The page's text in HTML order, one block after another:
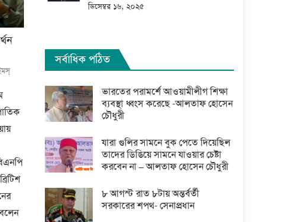
ডিসেম্বর ১৬, ২০২৫
সর্বাধিক পঠিত
ভারতের পরামর্শে আওয়ামীলীগ শিক্ষা
ব্যবস্থা ধ্বংস করেছে -আলতাফ হোসেন
চৌধুরী
যারা গুলির সামনে বুক পেতে দিয়েছিল
তাদের ডিঙিয়ে সামনে যাওয়ার চেষ্টা
করবেন না – আলতাফ হোসেন চৌধুরী
৮ আগস্ট রাত ৮টায় অন্তর্বর্তী
সরকারের শপথ- সেনাপ্রধান